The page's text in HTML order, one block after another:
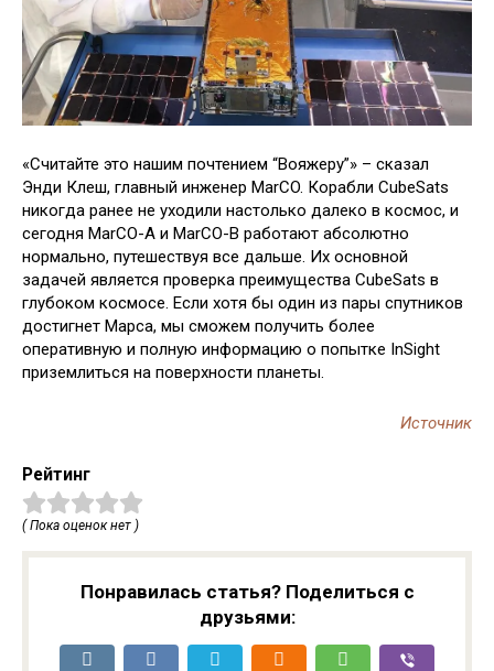
«Считайте это нашим почтением “Вояжеру”» – сказал
Энди Клеш, главный инженер MarCO. Корабли CubeSats
никогда ранее не уходили настолько далеко в космос, и
сегодня MarCO-A и MarCO-B работают абсолютно
нормально, путешествуя все дальше. Их основной
задачей является проверка преимущества CubeSats в
глубоком космосе. Если хотя бы один из пары спутников
достигнет Марса, мы сможем получить более
оперативную и полную информацию о попытке InSight
приземлиться на поверхности планеты.
Источник
Рейтинг
( Пока оценок нет )
Понравилась статья? Поделиться с
друзьями: